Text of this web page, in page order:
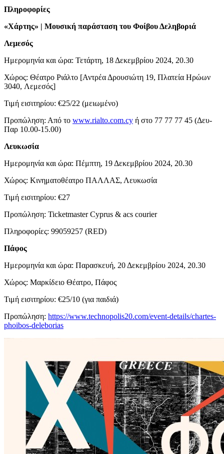
Πληροφορίες
«Χάρτης» | Μουσική παράσταση του Φοίβου Δεληβοριά
Λεμεσός
Ημερομηνία και ώρα: Τετάρτη, 18 Δεκεμβρίου 2024, 20.30
Χώρος: Θέατρο Ριάλτο [Αντρέα Δρουσιώτη 19, Πλατεία Ηρώων
3040, Λεμεσός]
Τιμή εισιτηρίου: €25/22 (μειωμένο)
Προπώληση: Από το www.rialto.com.cy ή στο 77 77 77 45 (Δευ-
Παρ 10.00-15.00)
Λευκωσία
Ημερομηνία και ώρα: Πέμπτη, 19 Δεκεμβρίου 2024, 20.30
Χώρος: Κινηματοθέατρο ΠΑΛΛΑΣ, Λευκωσία
Τιμή εισιτηρίου: €27
Προπώληση: Ticketmaster Cyprus & acs courier
Πληροφορίες: 99059257 (RED)
Πάφος
Ημερομηνία και ώρα: Παρασκευή, 20 Δεκεμβρίου 2024, 20.30
Χώρος: Μαρκίδειο Θέατρο, Πάφος
Τιμή εισιτηρίου: €25/10 (για παιδιά)
Προπώληση: https://www.technopolis20.com/event-details/chartes-
phoibos-deleborias